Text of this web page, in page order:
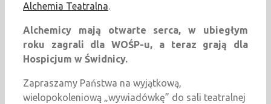
Alchemia Teatralna.
Alchemicy mają otwarte serca, w ubiegłym
roku zagrali dla WOŚP-u, a teraz grają dla
Hospicjum w Świdnicy.
Zapraszamy Państwa na wyjątkową,
wielopokoleniową „wywiadówkę” do sali teatralnej